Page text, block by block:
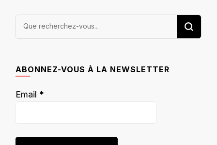
Vous
ABONNEZ-VOUS À LA NEWSLETTER
Email *